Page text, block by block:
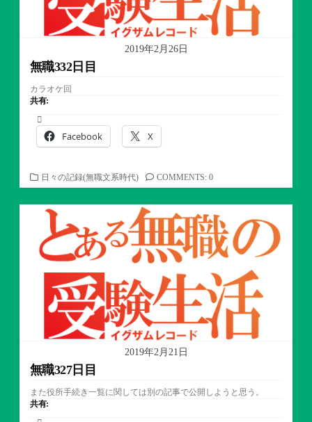
2019年2月26日
無職332日目
カラオケ回
共有:
Facebook X
カ
テ
ゴ
日々の記録(無職文系時代) COMMENTS: 0
2019年2月21日
無職327日目
また役所手続き一覧に関しては別の記事で公開しようと思う。
共有: